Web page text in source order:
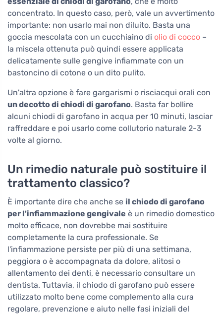
concentrato. In questo caso, però, vale un avvertimento
importante: non usarlo mai non diluito. Basta una
goccia mescolata con un cucchiaino di olio di cocco –
la miscela ottenuta può quindi essere applicata
delicatamente sulle gengive infiammate con un
bastoncino di cotone o un dito pulito.
Un'altra opzione è fare gargarismi o risciacqui orali con
un decotto di chiodi di garofano. Basta far bollire
alcuni chiodi di garofano in acqua per 10 minuti, lasciar
raffreddare e poi usarlo come collutorio naturale 2-3
volte al giorno.
Un rimedio naturale può sostituire il
trattamento classico?
È importante dire che anche se il chiodo di garofano
per l'infiammazione gengivale è un rimedio domestico
molto efficace, non dovrebbe mai sostituire
completamente la cura professionale. Se
l'infiammazione persiste per più di una settimana,
peggiora o è accompagnata da dolore, alitosi o
allentamento dei denti, è necessario consultare un
dentista. Tuttavia, il chiodo di garofano può essere
utilizzato molto bene come complemento alla cura
regolare, prevenzione e aiuto nelle fasi iniziali del